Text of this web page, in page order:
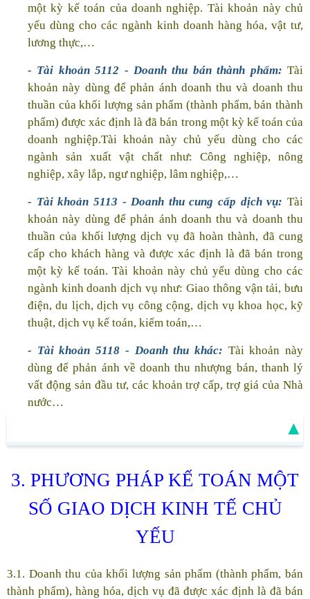
một kỳ kế toán của doanh nghiệp. Tài khoản này chủ
yếu dùng cho các ngành kinh doanh hàng hóa, vật tư,
lương thực,…
- Tài khoản 5112 - Doanh thu bán thành phẩm: Tài
khoản này dùng để phản ánh doanh thu và doanh thu
thuần của khối lượng sản phẩm (thành phẩm, bán thành
phẩm) được xác định là đã bán trong một kỳ kế toán của
doanh nghiệp.Tài khoản này chủ yếu dùng cho các
ngành sản xuất vật chất như: Công nghiệp, nông
nghiệp, xây lắp, ngư nghiệp, lâm nghiệp,…
- Tài khoản 5113 - Doanh thu cung cấp dịch vụ: Tài
khoản này dùng để phản ánh doanh thu và doanh thu
thuần của khối lượng dịch vụ đã hoàn thành, đã cung
cấp cho khách hàng và được xác định là đã bán trong
một kỳ kế toán. Tài khoản này chủ yếu dùng cho các
ngành kinh doanh dịch vụ như: Giao thông vận tải, bưu
điện, du lịch, dịch vụ công cộng, dịch vụ khoa học, kỹ
thuật, dịch vụ kế toán, kiểm toán,…
- Tài khoản 5118 - Doanh thu khác: Tài khoản này
dùng để phản ánh về doanh thu nhượng bán, thanh lý
vất động sản đầu tư, các khoản trợ cấp, trợ giá của Nhà
nước…
▲
3. PHƯƠNG PHÁP KẾ TOÁN MỘT
SỐ GIAO DỊCH KINH TẾ CHỦ
YẾU
3.1. Doanh thu của khối lượng sản phẩm (thành phẩm, bán
thành phẩm), hàng hóa, dịch vụ đã được xác định là đã bán